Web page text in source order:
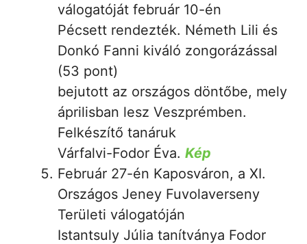
válogatóját február 10-én
Pécsett rendezték. Németh Lili és
Donkó Fanni kiváló zongorázással
(53 pont)
bejutott az országos döntőbe, mely
áprilisban lesz Veszprémben.
Felkészítő tanáruk
Várfalvi-Fodor Éva. Kép
Február 27-én Kaposváron, a XI.
Országos Jeney Fuvolaverseny
Területi válogatóján
Istantsuly Júlia tanítványa Fodor